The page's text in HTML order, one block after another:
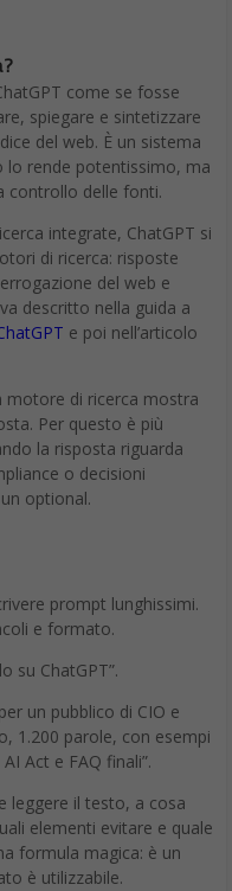
come se fosse
spiegare e sintetizzare
del web. È un sistema
lo rende potentissimo, ma
controllo delle fonti.
integrate, ChatGPT si
di ricerca: risposte
del web e
descritto nella guida a
e poi nell’articolo
motore di ricerca mostra
Per questo è più
la risposta riguarda
o decisioni
optional.
prompt lunghissimi.
e formato.
su ChatGPT”.
un pubblico di CIO e
1.200 parole, con esempi
Act e FAQ finali”.
leggere il testo, a cosa
elementi evitare e quale
formula magica: è un
è utilizzabile.